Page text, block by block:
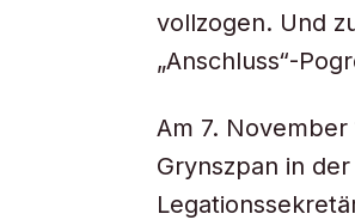
vollzogen. Und
„Anschluss“-
Am 7.
Grynszpan in